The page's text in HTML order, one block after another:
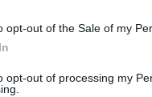
opt-out of the Sale of my
opt-out of processing my
si tratta di un
– il che è tutto
umani.